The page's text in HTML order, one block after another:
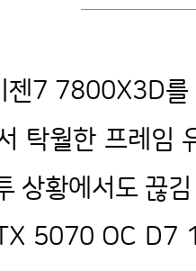
7 7800X3D를
탁월한 프레임
상황에서도 끊
5070 OC D7